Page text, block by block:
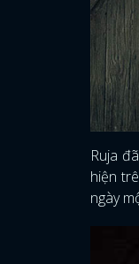
Ruja
hiện
ngày